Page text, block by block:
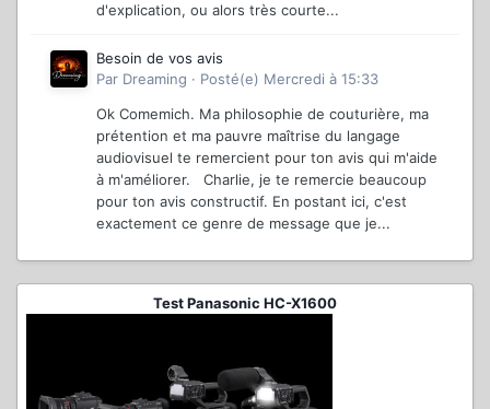
d'explication, ou alors très courte...
Besoin de vos avis
Par Dreaming · Posté(e) Mercredi à 15:33
Ok Comemich. Ma philosophie de couturière, ma
prétention et ma pauvre maîtrise du langage
audiovisuel te remercient pour ton avis qui m'aide
à m'améliorer. Charlie, je te remercie beaucoup
pour ton avis constructif. En postant ici, c'est
exactement ce genre de message que je...
Test Panasonic HC-X1600